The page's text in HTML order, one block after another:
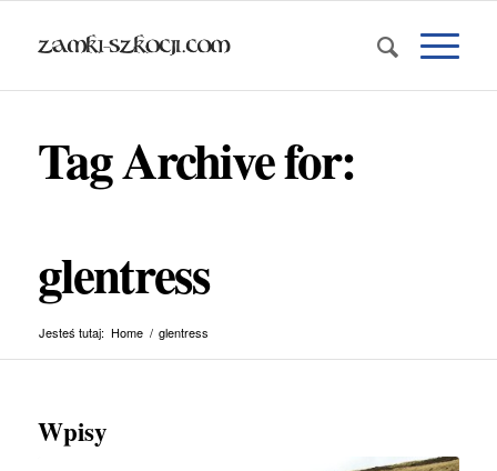
Tag Archive for:
glentress
Jesteś tutaj: Home / glentress
Wpisy